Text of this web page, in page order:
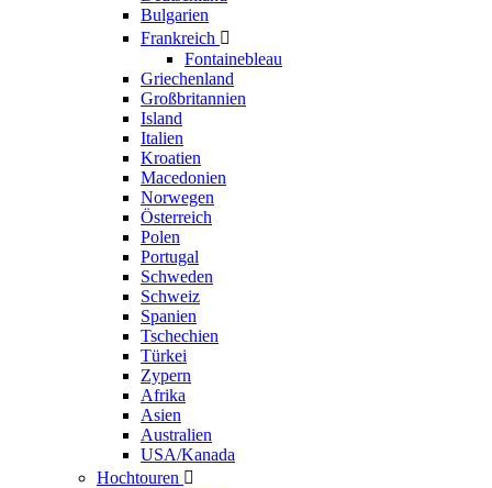
Bulgarien
Frankreich 
Fontainebleau
Griechenland
Großbritannien
Island
Italien
Kroatien
Macedonien
Norwegen
Österreich
Polen
Portugal
Schweden
Schweiz
Spanien
Tschechien
Türkei
Zypern
Afrika
Asien
Australien
USA/Kanada
Hochtouren 